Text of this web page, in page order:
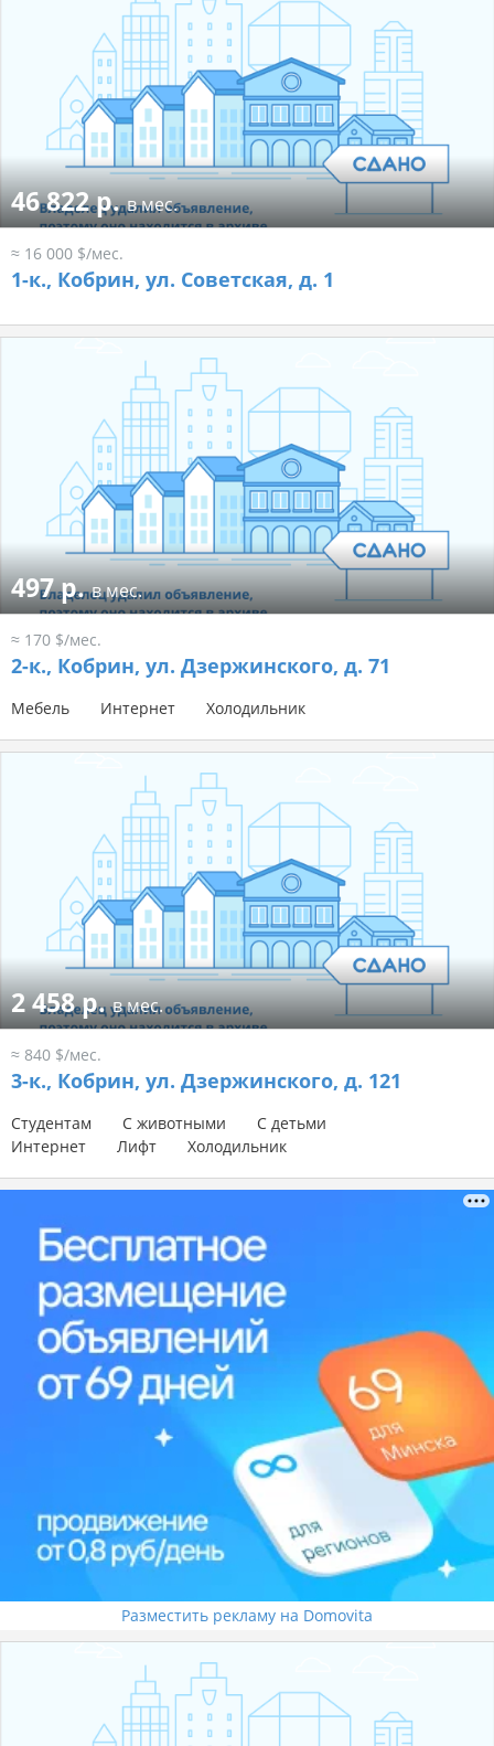
46 822 р.в мес.
≈ 16 000 $/мес.
1-к., Кобрин, ул. Советская, д. 1
497 р.в мес.
≈ 170 $/мес.
2-к., Кобрин, ул. Дзержинского, д. 71
Мебель Интернет Холодильник
2 458 р.в мес.
≈ 840 $/мес.
3-к., Кобрин, ул. Дзержинского, д. 121
Студентам С животными
С детьми
Интернет
Лифт Холодильник
Разместить рекламу на Domovita